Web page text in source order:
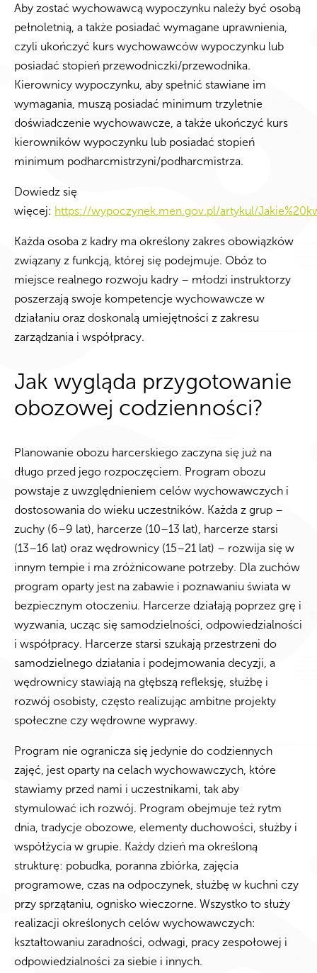
Aby zostać wychowawcą wypoczynku należy być osobą
pełnoletnią, a także posiadać wymagane uprawnienia,
czyli ukończyć kurs wychowawców wypoczynku lub
posiadać stopień przewodniczki/przewodnika.
Kierownicy wypoczynku, aby spełnić stawiane im
wymagania, muszą posiadać minimum trzyletnie
doświadczenie wychowawcze, a także ukończyć kurs
kierowników wypoczynku lub posiadać stopień
minimum podharcmistrzyni/podharcmistrza.
Dowiedz się
więcej: https://wypoczynek.men.gov.pl/artykul/
Każda osoba z kadry ma określony zakres obowiązków
związany z funkcją, której się podejmuje. Obóz to
miejsce realnego rozwoju kadry – młodzi instruktorzy
poszerzają swoje kompetencje wychowawcze w
działaniu oraz doskonalą umiejętności z zakresu
zarządzania i współpracy.
Jak wygląda przygotowanie
obozowej codzienności?
Planowanie obozu harcerskiego zaczyna się już na
długo przed jego rozpoczęciem. Program obozu
powstaje z uwzględnieniem celów wychowawczych i
dostosowania do wieku uczestników. Każda z grup –
zuchy (6–9 lat), harcerze (10–13 lat), harcerze starsi
(13–16 lat) oraz wędrownicy (15–21 lat) – rozwija się w
innym tempie i ma zróżnicowane potrzeby. Dla zuchów
program oparty jest na zabawie i poznawaniu świata w
bezpiecznym otoczeniu. Harcerze działają poprzez grę i
wyzwania, ucząc się samodzielności, odpowiedzialności
i współpracy. Harcerze starsi szukają przestrzeni do
samodzielnego działania i podejmowania decyzji, a
wędrownicy stawiają na głębszą refleksję, służbę i
rozwój osobisty, często realizując ambitne projekty
społeczne czy wędrowne wyprawy.
Program nie ogranicza się jedynie do codziennych
zajęć, jest oparty na celach wychowawczych, które
stawiamy przed nami i uczestnikami, tak aby
stymulować ich rozwój. Program obejmuje też rytm
dnia, tradycje obozowe, elementy duchowości, służby i
współżycia w grupie. Każdy dzień ma określoną
strukturę: pobudka, poranna zbiórka, zajęcia
programowe, czas na odpoczynek, służbę w kuchni czy
przy sprzątaniu, ognisko wieczorne. Wszystko to służy
realizacji określonych celów wychowawczych:
kształtowaniu zaradności, odwagi, pracy zespołowej i
odpowiedzialności za siebie i innych.